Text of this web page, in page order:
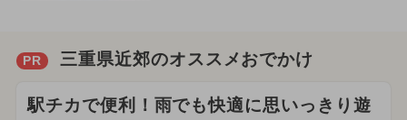
PR 三重県近郊のオススメおでかけ
駅チカで便利！雨でも快適に思いっきり遊